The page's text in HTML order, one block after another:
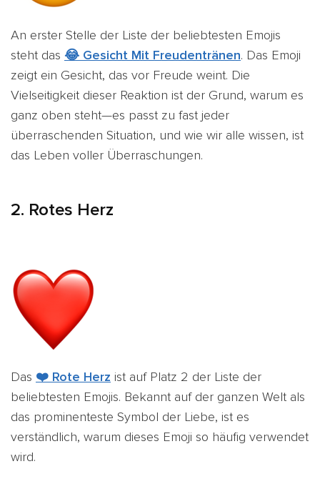
An erster Stelle der Liste der beliebtesten Emojis
steht das 😂 Gesicht Mit Freudentränen. Das Emoji
zeigt ein Gesicht, das vor Freude weint. Die
Vielseitigkeit dieser Reaktion ist der Grund, warum es
ganz oben steht—es passt zu fast jeder
überraschenden Situation, und wie wir alle wissen, ist
das Leben voller Überraschungen.
2. Rotes Herz
Das ❤️ Rote Herz ist auf Platz 2 der Liste der
beliebtesten Emojis. Bekannt auf der ganzen Welt als
das prominenteste Symbol der Liebe, ist es
verständlich, warum dieses Emoji so häufig verwendet
wird.